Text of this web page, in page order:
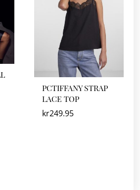
PCTIFFANY STRAP
LACE TOP
kr249.95